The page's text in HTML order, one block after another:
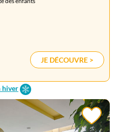
JE DÉCOUVRE >
hiver